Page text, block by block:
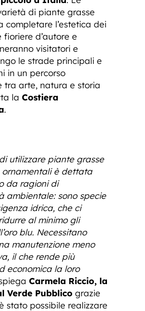
di piante grasse
completare l’estetica dei
fioriere d’autore e
visitatori e
le strade principali e
in un percorso
tra arte, natura e storia
la Costiera
.
utilizzare piante grasse
ornamentali è dettata
da ragioni di
ambientale: sono specie
idrica, che ci
al minimo gli
blu. Necessitano
manutenzione meno
il che rende più
economica la loro
Carmela Riccio, la
Verde Pubblico grazie
stato possibile realizzare